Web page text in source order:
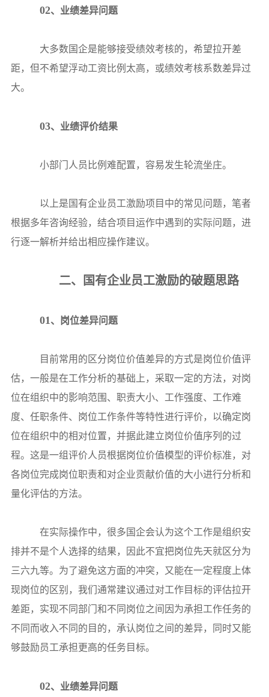
02、业绩差异问题
大多数国企是能够接受绩效考核的，希望拉开差
距，但不希望浮动工资比例太高，或绩效考核系数差异过
大。
03、业绩评价结果
小部门人员比例难配置，容易发生轮流坐庄。
以上是国有企业员工激励项目中的常见问题，笔者
根据多年咨询经验，结合项目运作中遇到的实际问题，进
行逐一解析并给出相应操作建议。
二、国有企业员工激励的破题思路
01 、岗位差异问题
目前常用的区分岗位价值差异的方式是岗位价值评
估，一般是在工作分析的基础上，采取一定的方法，对岗
位在组织中的影响范围、职责大小、工作强度、工作难
度、任职条件、岗位工作条件等特性进行评价，以确定岗
位在组织中的相对位置，并据此建立岗位价值序列的过
程。这是一组评价人员根据岗位价值模型的评价标准，对
各岗位完成岗位职责和对企业贡献价值的大小进行分析和
量化评估的方法。
在实际操作中，很多国企会认为这个工作是组织安
排并不是个人选择的结果，因此不宜把岗位先天就区分为
三六九等。为了避免这方面的冲突，又能在一定程度上体
现岗位的区别，我们通常建议通过对工作目标的评估拉开
差距，实现不同部门和不同岗位之间因为承担工作任务的
不同而收入不同的目的，承认岗位之间的差异，同时又能
够鼓励员工承担更高的任务目标。
02、业绩差异问题